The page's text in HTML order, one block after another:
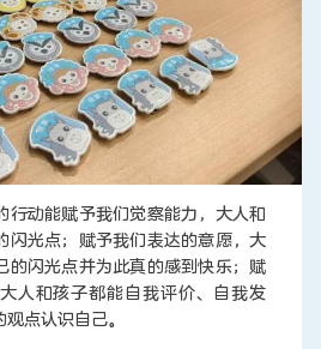
行动能赋予我们觉察能力，大人和
闪光点；赋予我们表达的意愿，大
的闪光点并为此真的感到快乐；赋
人和孩子都能自我评价、自我发
点认识自己。